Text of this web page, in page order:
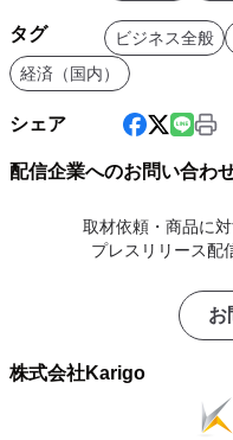
タグ ビジネス全般
経済（国内）
シェア
配信企業へのお問い合わ
取材依頼・商品に
プレスリリース配
お
株式会社Karigo